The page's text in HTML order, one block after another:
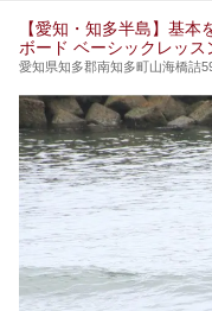
【愛知・知多半島】基
ボード ベーシックレッス
愛知県知多郡南知多町山海橋詰